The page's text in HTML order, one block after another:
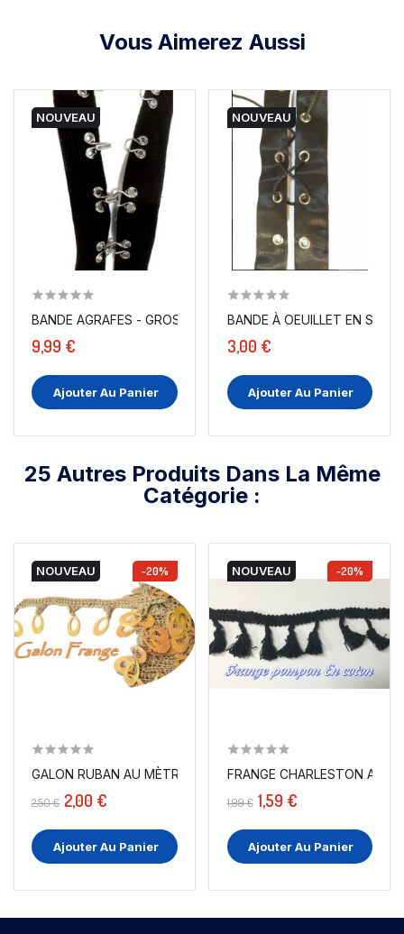
Vous Aimerez Aussi
NOUVEAU
BANDE AGRAFES - GROSSE AGRAFES EN TISSU NOIR -...
9,99 €
Ajouter Au Panier
NOUVEAU
BANDE À OEUILLET EN
3,00 €
Ajouter Au Panier
25 Autres Produits Dans La Même
Catégorie :
NOUVEAU -20%
GALON RUBAN AU MÈTRE EN FRANGE SEQUINS IRISÉ...
2,50 € 2,00 €
Ajouter Au Panier
NOUVEAU -20%
FRANGE CHARLESTON AU
1,99 € 1,59 €
Ajouter Au Panier